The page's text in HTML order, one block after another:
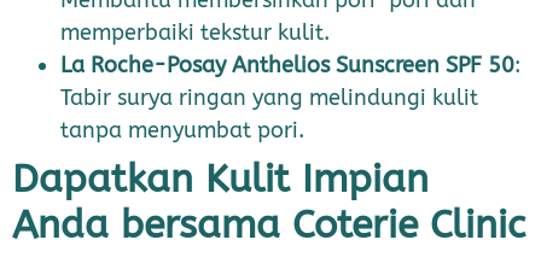
memperbaiki tekstur kulit.
La Roche-Posay Anthelios Sunscreen SPF 50:
Tabir surya ringan yang melindungi kulit
tanpa menyumbat pori.
Dapatkan Kulit Impian
Anda bersama Coterie Clinic